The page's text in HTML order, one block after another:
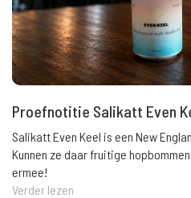
Proefnotitie Salikatt Even
Salikatt Even Keel is een New
Kunnen ze daar fruitige
ermee!
Verder lezen